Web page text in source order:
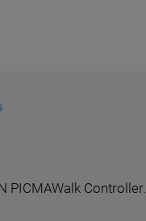
PICMAWalk Controller.